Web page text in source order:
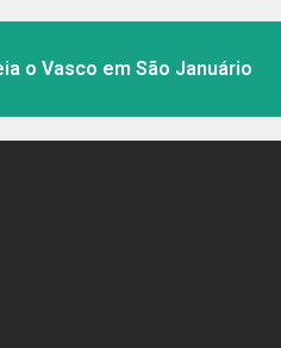
o Vasco em São Januário